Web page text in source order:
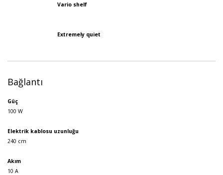
Vario shelf
Extremely quiet
Bağlantı
Güç
100 W
Elektrik kablosu uzunluğu
240 cm
Akım
10 A